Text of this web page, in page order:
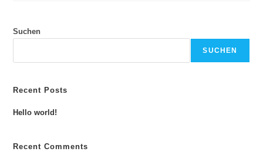
Suchen
SUCHEN
Recent Posts
Hello world!
Recent Comments